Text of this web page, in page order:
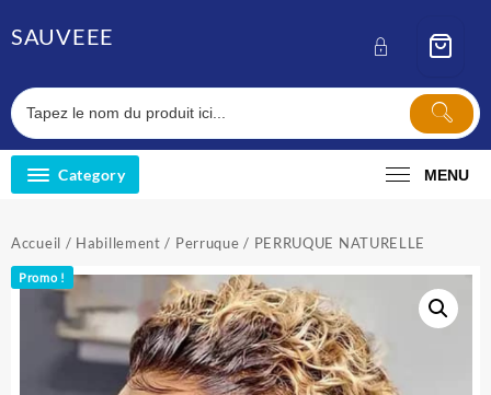
toSAUVEEE
Category MENU
Accueil / Habillement / Perruque / PERRUQUE NATURELLE
Promo !